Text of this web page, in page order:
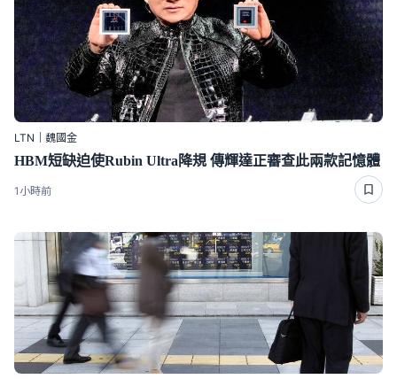
LTN｜魏國金
HBM短缺迫使Rubin Ultra降規 傳輝達正審查此兩款記憶體
1小時前